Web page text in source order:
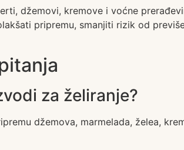
džemovi, kremove i voćne
pripremu, smanjiti rizik od
za želiranje?
džemova, marmelada, želea,